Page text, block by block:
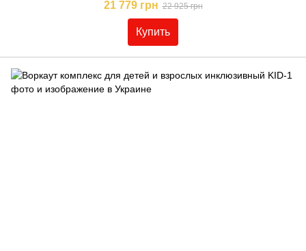
21 779 грн 22 925 грн
Купить